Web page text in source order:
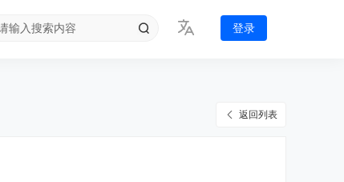
登录
返回列表